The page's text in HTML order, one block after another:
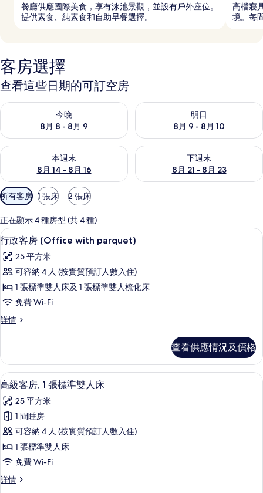
餐廳供應國際美食，享有泳池景觀，並設有戶外座位。
提供素食、純素食和自助早餐選擇。
高檔寢
境。每
客房選擇
查看這些日期的可訂空房
今晚
8月 8 - 8月 9
查看今晚 8月 8 - 8月 9的可訂空房
明日
8月 9 - 8月 10
查看明日 8月 9 - 8月 10的可訂
本週末
8月 14 - 8月 16
查看本週末 8月 14 - 8月 16的可訂空房
下週末
8月 21 - 8月 23
查看下週末 8月 21 - 8月 23的
可
用
嘅
客
房
篩
選
條
所有客房 1 張床 2 張床
正在顯示 4 種房型 (共 4 種)
載
入
所
有
行
政
客
(Office
with
parquet)
的
相
片
行政客房 (Office with parquet) | 高級
16
行政客房 (Office with parquet)
25 平方米
可容納 4 人 (按實質預訂人數入住)
1 張標準雙人床及 1 張標準雙人梳化床
免費 Wi-Fi
詳情
行
(Office
with
parquet)
情
查看供應情況及價格
載
入
所
有
高
級
客
房,
高級客房, 1 張標準雙人床 | 高級寢具
14
高級客房, 1 張標準雙人床
25 平方米
1 間睡房
可容納 4 人 (按實質預訂人數入住)
1 張標準雙人床
免費 Wi-Fi
詳情
高